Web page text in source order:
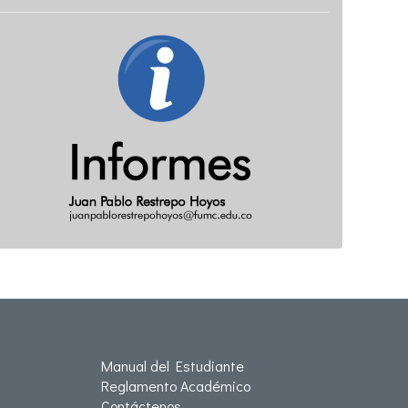
Manual del Estudiante
Reglamento Académico